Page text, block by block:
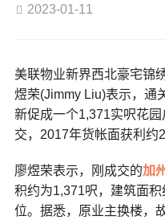
2023-01-11
美联物业新界西北豪宅锦
煜荣(Jimmy Liu)表示，通
新促成一个1,371实呎花
交，2017年货帐面获利约
廖煜荣表示，刚成交的加
积约为1,371呎，建筑面
位。据悉，原业主换楼，